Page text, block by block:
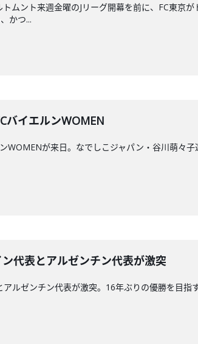
ント来週金曜のJリーグ開幕を前に、FC東京が
かつ...
バイエルンWOMEN
WOMENが来日。なでしこジャパン・谷川萌々
代表とアルゼンチン代表が激突
ルゼンチン代表が激突。16年ぶりの優勝を目